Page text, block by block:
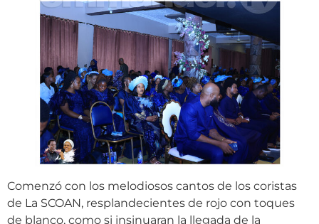
Comenzó con los melodiosos cantos de los coristas
de La SCOAN, resplandecientes de rojo con toques
de blanco, como si insinuaran la llegada de la